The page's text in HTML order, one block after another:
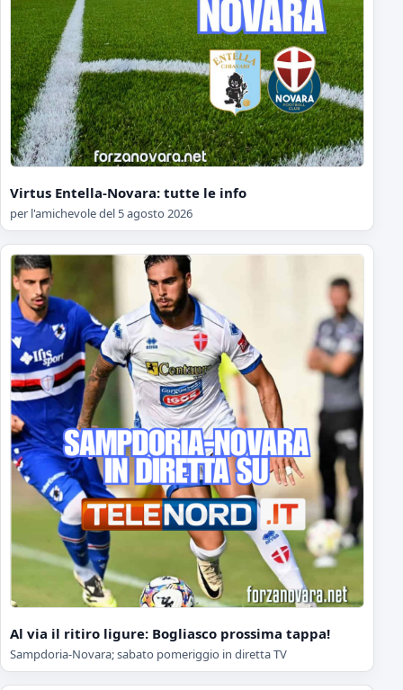
Virtus Entella-Novara: tutte le info
per l'amichevole del 5 agosto 2026
Al via il ritiro ligure: Bogliasco prossima tappa!
Sampdoria-Novara; sabato pomeriggio in diretta TV